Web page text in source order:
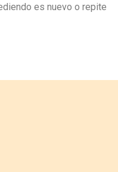
es nuevo o repite